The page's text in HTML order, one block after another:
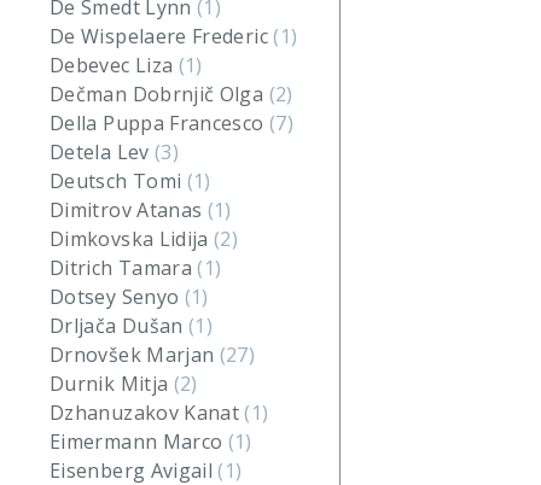
De Smedt Lynn(1)
De Wispelaere Frederic(1)
Debevec Liza (1)
Dečman Dobrnjič Olga (2)
Della Puppa Francesco (7)
Detela Lev (3)
Deutsch Tomi (1)
Dimitrov Atanas (1)
Dimkovska Lidija(2)
Ditrich Tamara(1)
Dotsey Senyo (1)
Drljača Dušan(1)
Drnovšek Marjan (27)
Durnik Mitja (2)
Dzhanuzakov Kanat(1)
Eimermann Marco (1)
Eisenberg Avigail(1)